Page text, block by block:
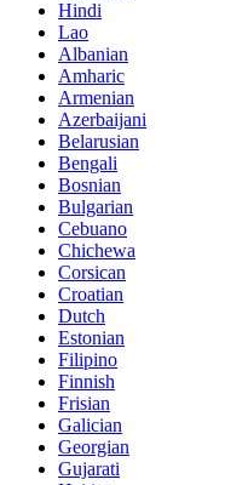
Hindi
Lao
Albanian
Amharic
Armenian
Azerbaijani
Belarusian
Bengali
Bosnian
Bulgarian
Cebuano
Chichewa
Corsican
Croatian
Dutch
Estonian
Filipino
Finnish
Frisian
Galician
Georgian
Gujarati